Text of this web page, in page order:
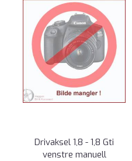
Drivaksel 1,8 - 1,8 Gti
venstre manuell